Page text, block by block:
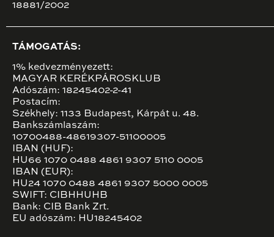
18881/2002
TÁMOGATÁS:
1% kedvezményezett:
MAGYAR KERÉKPÁROSKLUB
Adószám: 18245402-2-41
Postacím:
Székhely: 1133 Budapest, Kárpát u. 48.
Bankszámlaszám:
10700488-48619307-51100005
IBAN (HUF):
HU66 1070 0488 4861 9307 5110 0005
IBAN (EUR):
HU24 1070 0488 4861 9307 5000 0005
SWIFT: CIBHHUHB
Bank: CIB Bank Zrt.
EU adószám: HU18245402